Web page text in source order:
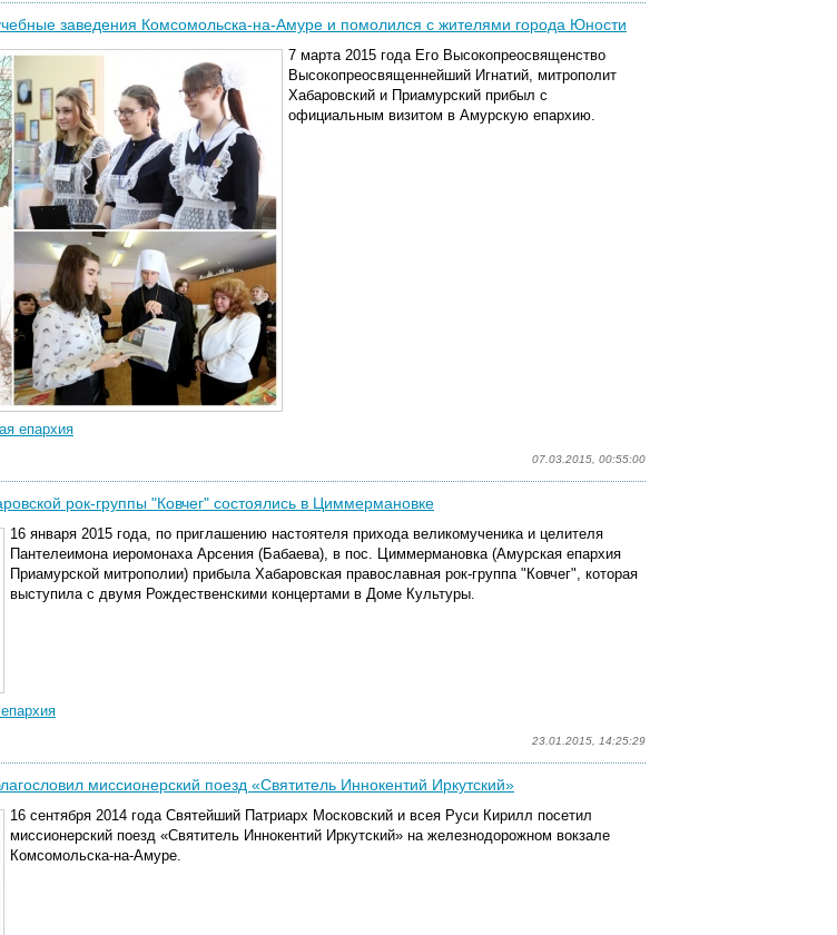
заведения Комсомольска-на-Амуре и помолился с жителями города Юности
7 марта 2015 года Его Высокопреосвященство
Высокопреосвященнейший Игнатий, митрополит
Хабаровский и Приамурский прибыл с
официальным визитом в Амурскую епархию.
епархия
07.03.2015, 00:55:00
рок-группы "Ковчег" состоялись в Циммермановке
16 января 2015 года, по приглашению настоятеля прихода великомученика и целителя
Пантелеимона иеромонаха Арсения (Бабаева), в пос. Циммермановка (Амурская епархия
Приамурской митрополии) прибыла Хабаровская православная рок-группа "Ковчег", которая
выступила с двумя Рождественскими концертами в Доме Культуры.
23.01.2015, 14:25:29
миссионерский поезд «Святитель Иннокентий Иркутский»
16 сентября 2014 года Святейший Патриарх Московский и всея Руси Кирилл посетил
миссионерский поезд «Святитель Иннокентий Иркутский» на железнодорожном вокзале
Комсомольска-на-Амуре.